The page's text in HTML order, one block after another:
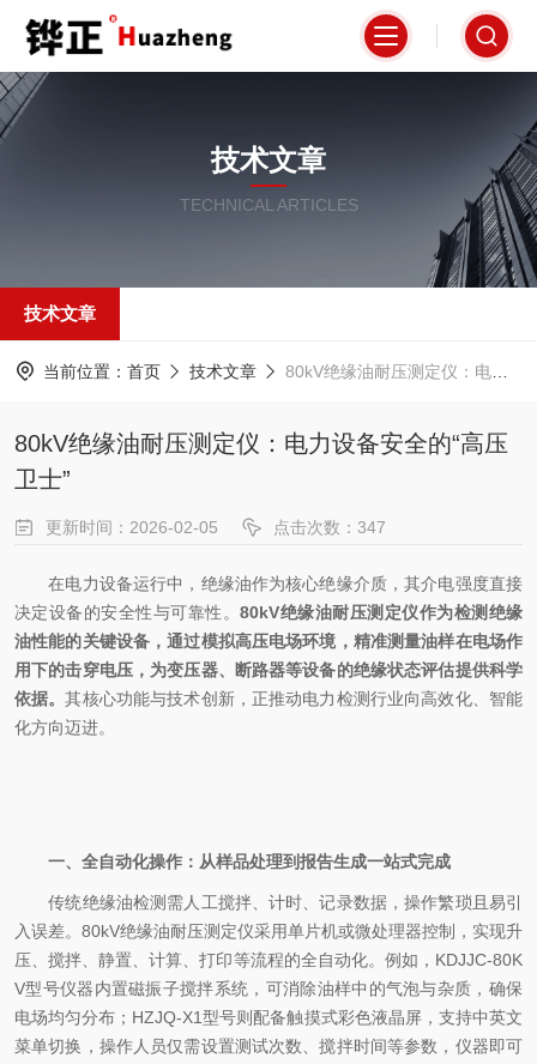
技术文章
TECHNICAL ARTICLES
技术文章
当前位置： 首页 技术文章 80kV绝缘油耐压测定仪：电力设备安全的“高压卫士”
80kV绝缘油耐压测定仪：电力设备安全的“高压
卫士”
更新时间：2026-02-05 点击次数：347
在电力设备运行中，绝缘油作为核心绝缘介质，其介电强度直接
决定设备的安全性与可靠性。80kV绝缘油耐压测定仪作为检测绝缘
油性能的关键设备，通过模拟高压电场环境，精准测量油样在电场作
用下的击穿电压，为变压器、断路器等设备的绝缘状态评估提供科学
依据。其核心功能与技术创新，正推动电力检测行业向高效化、智能
化方向迈进。
一、全自动化操作：从样品处理到报告生成一站式完成
传统绝缘油检测需人工搅拌、计时、记录数据，操作繁琐且易引
入误差。80kV绝缘油耐压测定仪采用单片机或微处理器控制，实现升
压、搅拌、静置、计算、打印等流程的全自动化。例如，KDJJC-80K
V型号仪器内置磁振子搅拌系统，可消除油样中的气泡与杂质，确保
电场均匀分布；HZJQ-X1型号则配备触摸式彩色液晶屏，支持中英文
菜单切换，操作人员仅需设置测试次数、搅拌时间等参数，仪器即可